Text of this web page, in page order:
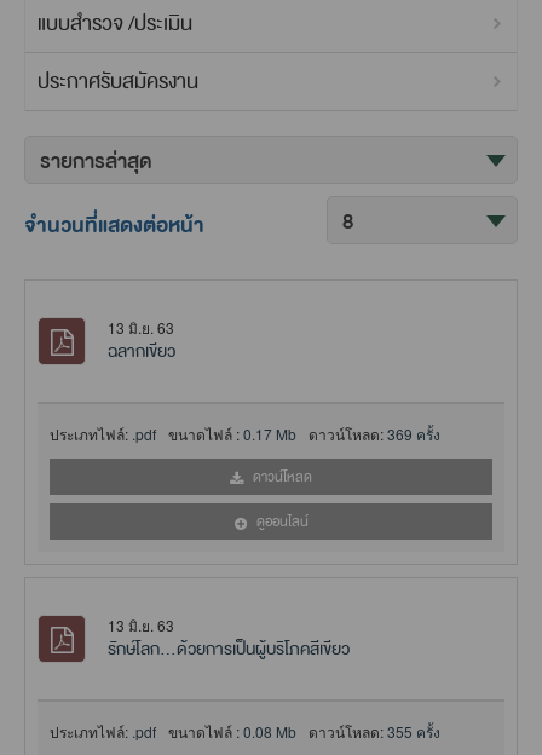
แบบสำรวจ /ประเมิน
ประกาศรับสมัครงาน
จำนวนที่แสดงต่อหน้า
13 มิ.ย. 63
ฉลากเขียว
ประเภทไฟล์: .pdf ขนาดไฟล์ :0.17 Mb ดาวน์โหลด:369 ครั้ง
ดาวน์โหลด
ดูออนไลน์
13 มิ.ย. 63
รักษ์โลก...ด้วยการเป็นผู้บริโภคสีเขียว
ประเภทไฟล์: .pdf ขนาดไฟล์ :0.08 Mb ดาวน์โหลด:355 ครั้ง